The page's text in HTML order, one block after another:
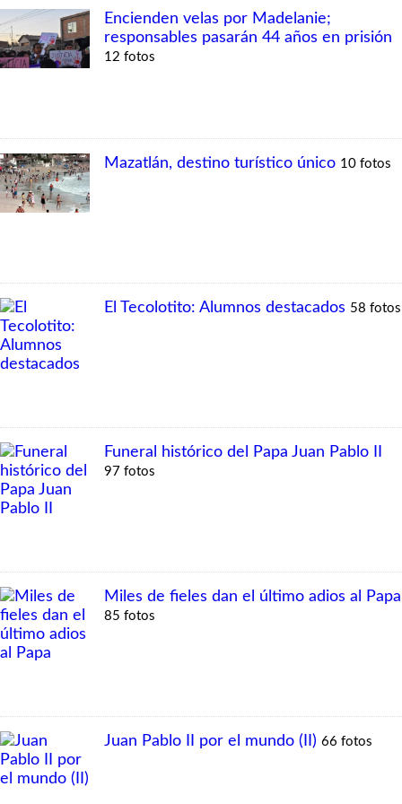
Encienden velas por Madelanie;
responsables pasarán 44 años en prisión
12 fotos
Mazatlán, destino turístico único 10 fotos
El Tecolotito: Alumnos destacados 58 fotos
Funeral histórico del Papa Juan Pablo II
97 fotos
Miles de fieles dan el último adios al Papa
85 fotos
Juan Pablo II por el mundo (II) 66 fotos